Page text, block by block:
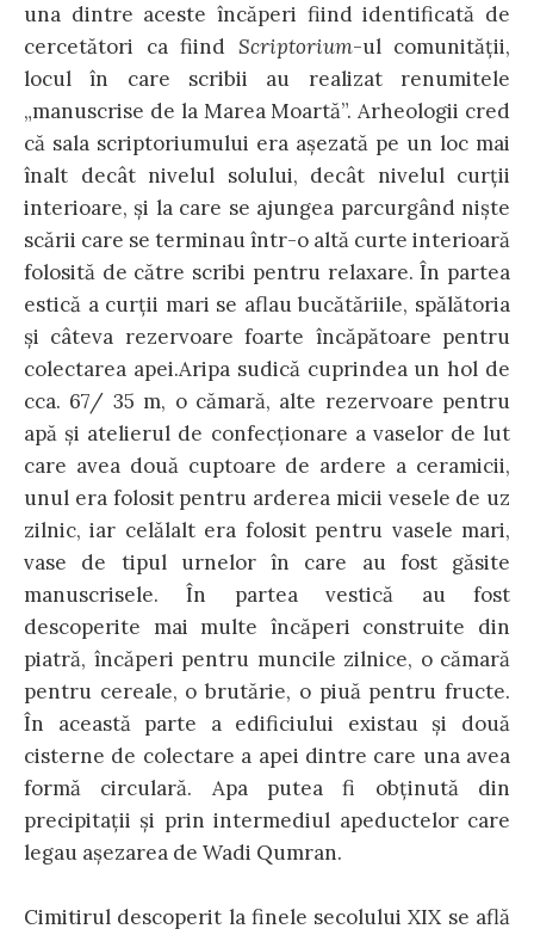
una dintre aceste încăperi fiind identificată de
cercetători ca fiind Scriptorium-ul comunităţii,
locul în care scribii au realizat renumitele
„manuscrise de la Marea Moartă”. Arheologii cred
că sala scriptoriumului era aşezată pe un loc mai
înalt decât nivelul solului, decât nivelul curţii
interioare, şi la care se ajungea parcurgând nişte
scării care se terminau într-o altă curte interioară
folosită de către scribi pentru relaxare. În partea
estică a curţii mari se aflau bucătăriile, spălătoria
şi câteva rezervoare foarte încăpătoare pentru
colectarea apei.Aripa sudică cuprindea un hol de
cca. 67/ 35 m, o cămară, alte rezervoare pentru
apă şi atelierul de confecţionare a vaselor de lut
care avea două cuptoare de ardere a ceramicii,
unul era folosit pentru arderea micii vesele de uz
zilnic, iar celălalt era folosit pentru vasele mari,
vase de tipul urnelor în care au fost găsite
manuscrisele. În partea vestică au fost
descoperite mai multe încăperi construite din
piatră, încăperi pentru muncile zilnice, o cămară
pentru cereale, o brutărie, o piuă pentru fructe.
În această parte a edificiului existau şi două
cisterne de colectare a apei dintre care una avea
formă circulară. Apa putea fi obţinută din
precipitaţii şi prin intermediul apeductelor care
legau aşezarea de Wadi Qumran.
Cimitirul descoperit la finele secolului XIX se află